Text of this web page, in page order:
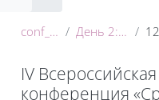
conf_2025 День 2: 21 мая
IV
конференция